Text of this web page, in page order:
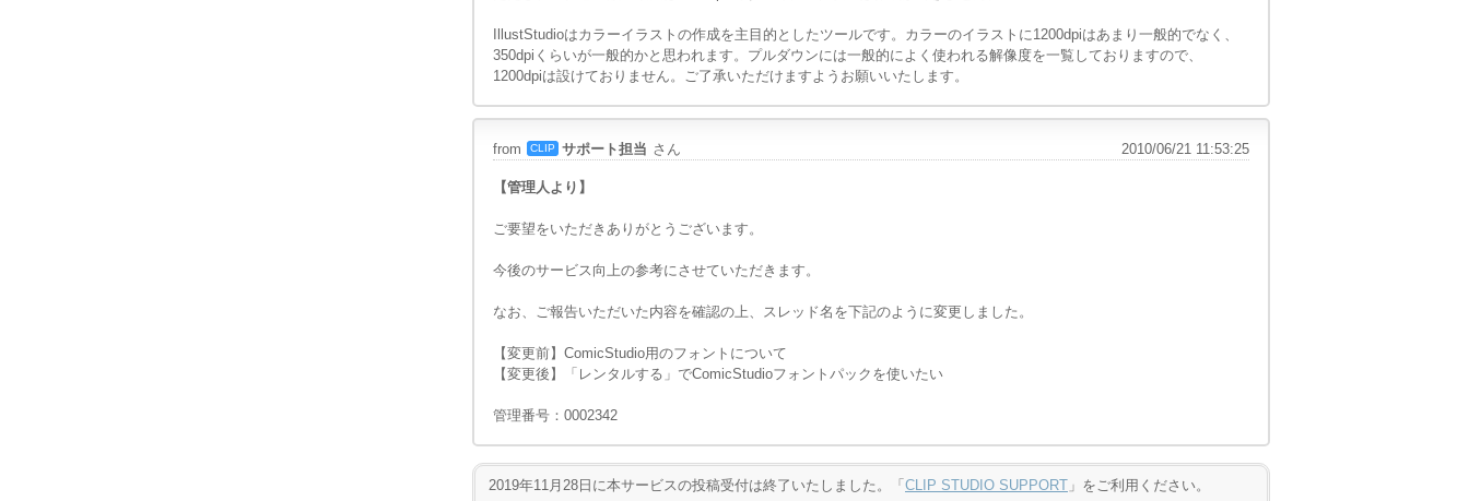
IllustStudioはカラーイラストの作成を主目的としたツールです。カラーのイラストに1200dpiはあまり一般的でなく、
350dpiくらいが一般的かと思われます。プルダウンには一般的によく使われる解像度を一覧しておりますので、
1200dpiは設けておりません。ご了承いただけますようお願いいたします。
from CLIP サポート担当 さん 2010/06/21 11:53:25
【管理人より】
ご要望をいただきありがとうございます。
今後のサービス向上の参考にさせていただきます。
なお、ご報告いただいた内容を確認の上、スレッド名を下記のように変更しました。
【変更前】ComicStudio用のフォントについて
【変更後】「レンタルする」でComicStudioフォントパックを使いたい
管理番号：0002342
2019年11月28日に本サービスの投稿受付は終了いたしました。「CLIP STUDIO SUPPORT 」をご利用ください。